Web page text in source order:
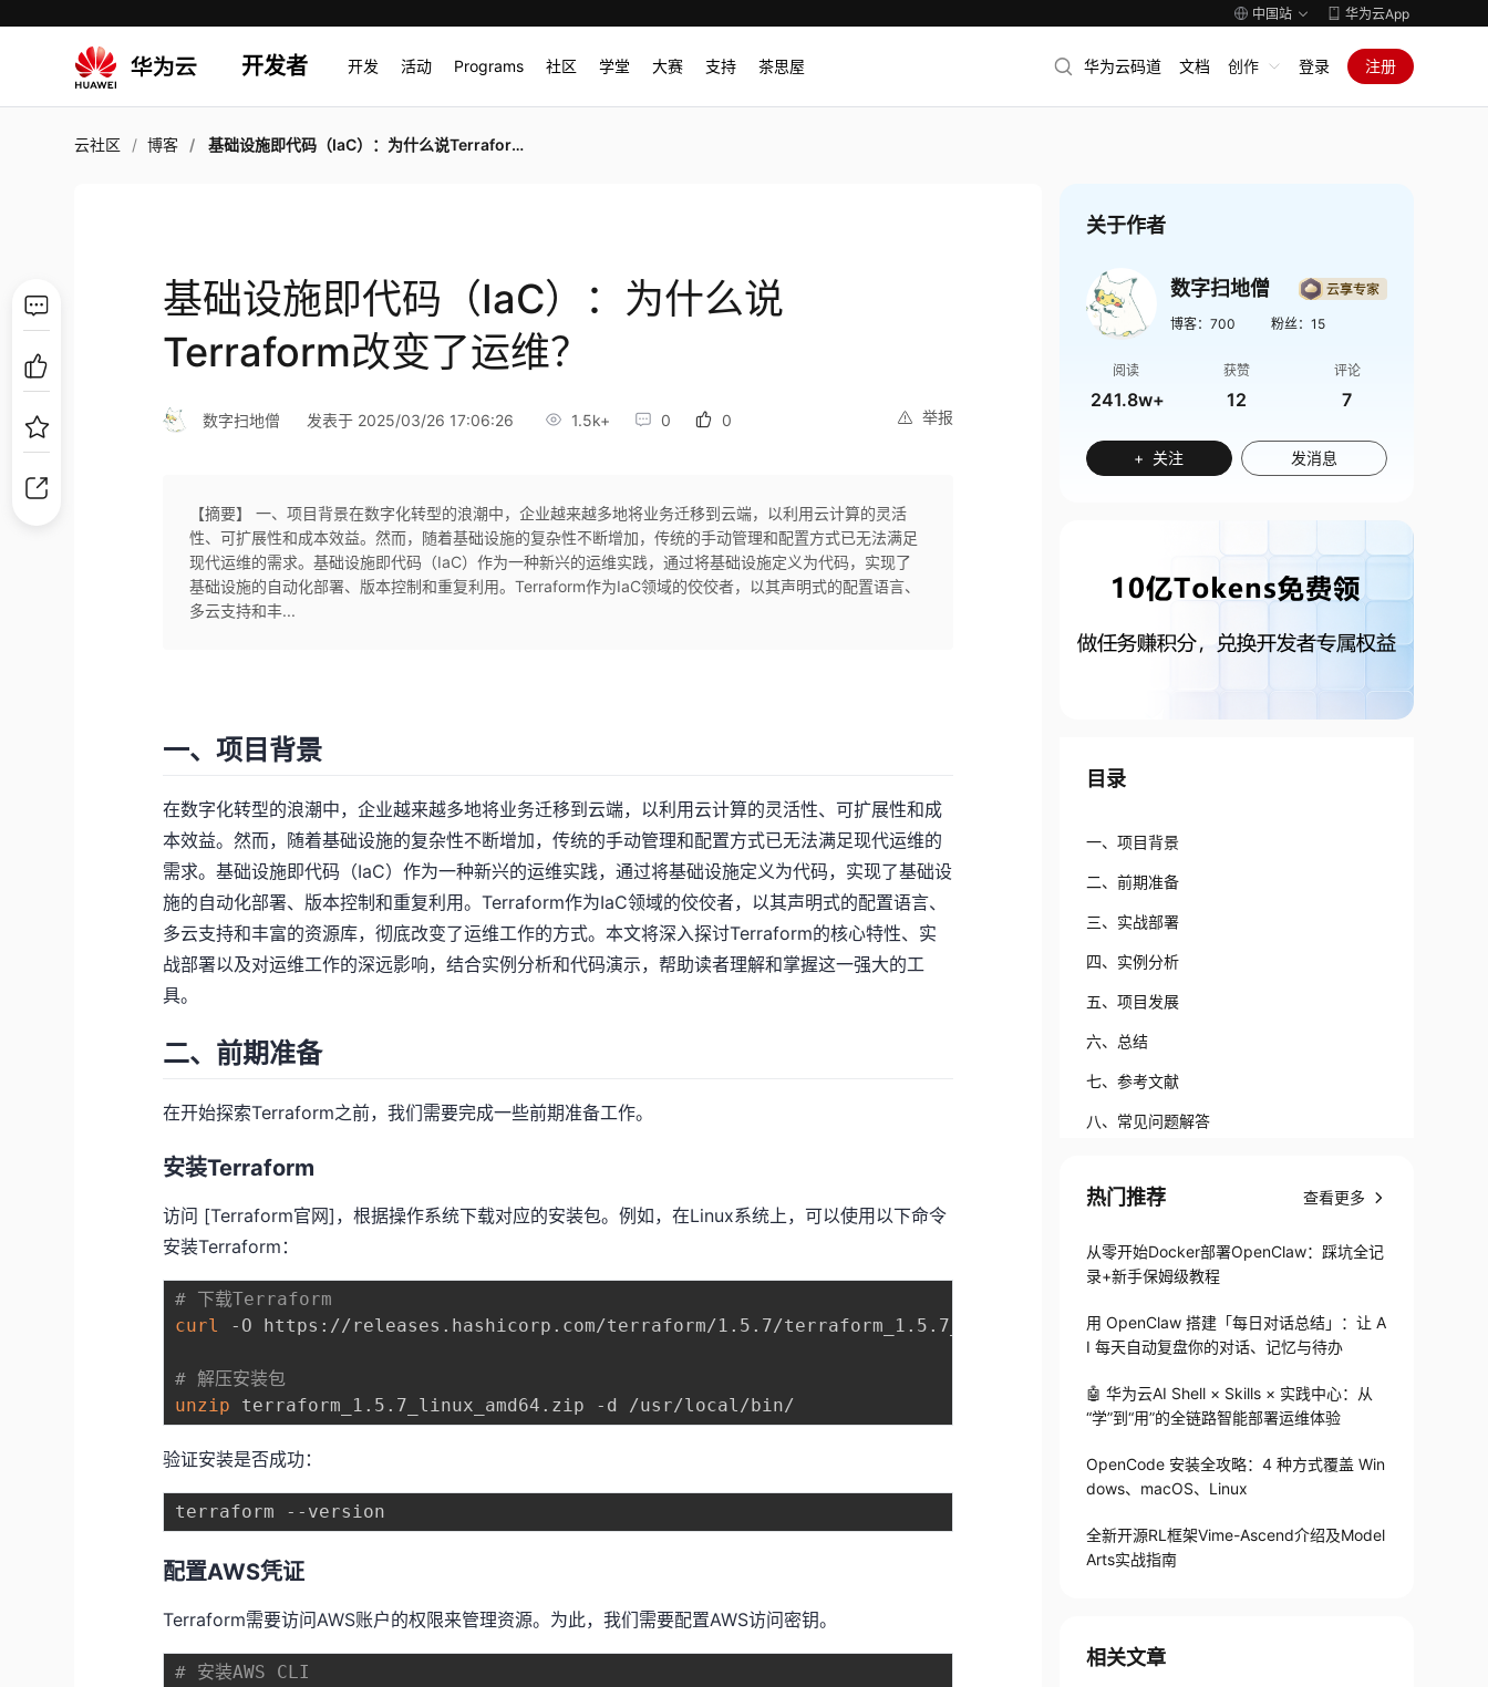
中国站 华为云App
开发者 开发 活动 Programs 社区 学堂 大赛 支持 茶思屋 华为云码道 文档 创作 登录 注册
云社区 博客 基础设施即代码（IaC）：为什么说Terraform改变了运维？
基础设施即代码（IaC）：为什么说
Terraform改变了运维？
举报
数字扫地僧 发表于 2025/03/26 17:06:26 1.5k+ 0 0
【摘要】 一、项目背景在数字化转型的浪潮中，企业越来越多地将业务迁移到云端，以利用云计算的灵活
性、可扩展性和成本效益。然而，随着基础设施的复杂性不断增加，传统的手动管理和配置方式已无法满足
现代运维的需求。基础设施即代码（IaC）作为一种新兴的运维实践，通过将基础设施定义为代码，实现了
基础设施的自动化部署、版本控制和重复利用。Terraform作为IaC领域的佼佼者，以其声明式的配置语言、
多云支持和丰...
一、项目背景
在数字化转型的浪潮中，企业越来越多地将业务迁移到云端，以利用云计算的灵活性、可扩展性和成
本效益。然而，随着基础设施的复杂性不断增加，传统的手动管理和配置方式已无法满足现代运维的
需求。基础设施即代码（IaC）作为一种新兴的运维实践，通过将基础设施定义为代码，实现了基础设
施的自动化部署、版本控制和重复利用。Terraform作为IaC领域的佼佼者，以其声明式的配置语言、
多云支持和丰富的资源库，彻底改变了运维工作的方式。本文将深入探讨Terraform的核心特性、实
战部署以及对运维工作的深远影响，结合实例分析和代码演示，帮助读者理解和掌握这一强大的工
具。
二、前期准备
在开始探索Terraform之前，我们需要完成一些前期准备工作。
安装Terraform
访问 [Terraform官网]，根据操作系统下载对应的安装包。例如，在Linux系统上，可以使用以下命令
安装Terraform：
# 下载Terraform
curl
-O https://releases.hashicorp.com/terraform/1.5.7/terraform_1.5.7_linux_amd64.zip
# 解压安装包
unzip
验证安装是否成功：
配置AWS凭证
Terraform需要访问AWS账户的权限来管理资源。为此，我们需要配置AWS访问密钥。
# 安装AWS CLI
关于作者
数字扫地僧
博客： 700 粉丝： 15
阅读
241.8w+
获赞
12
评论
7
+ 关注 发消息
目录
一、项目背景
二、前期准备
三、实战部署
四、实例分析
五、项目发展
六、总结
七、参考文献
八、常见问题解答
热门推荐 查看更多
从零开始Docker部署OpenClaw：踩坑全记
录+新手保姆级教程
用 OpenClaw 搭建「每日对话总结」：让 A
I 每天自动复盘你的对话、记忆与待办
🤖 华为云AI Shell × Skills × 实践中心：从
“学”到“用”的全链路智能部署运维体验
OpenCode 安装全攻略：4 种方式覆盖 Win
dows、macOS、Linux
全新开源RL框架Vime-Ascend介绍及Model
Arts实战指南
相关文章